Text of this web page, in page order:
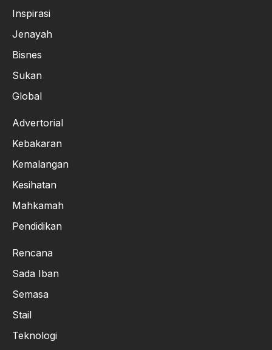
Inspirasi
Jenayah
Bisnes
Sukan
Global
Advertorial
Kebakaran
Kemalangan
Kesihatan
Mahkamah
Pendidikan
Rencana
Sada Iban
Semasa
Stail
Teknologi